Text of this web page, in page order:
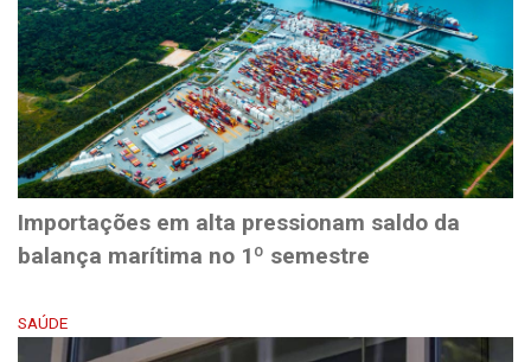
Importações em alta pressionam saldo da
balança marítima no 1º semestre
SAÚDE